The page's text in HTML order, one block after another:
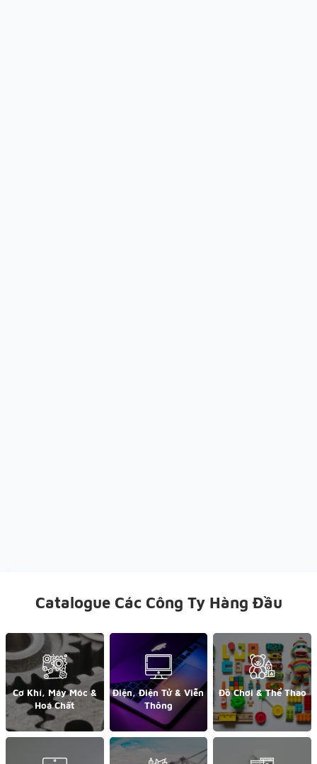
Catalogue Các Công Ty Hàng Đầu
Cơ Khí, Máy Móc &
Hoá Chất
Điện, Điện Tử & Viễn
Thông
Đồ Chơi & Thể Thao